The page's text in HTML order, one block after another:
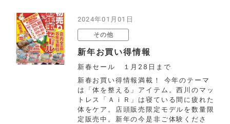
2024年01月01日
その他
新年お買い得情報
新春セール １月28日まで
新春お買い得情報満載！ 今年のテーマ
は「体を整える」アイテム。西川のマッ
トレス「ＡｉＲ」は寝ている間に疲れた
体をケア。店頭販売限定モデルを数量限
定販売中。新年の今是非ご体験くださ